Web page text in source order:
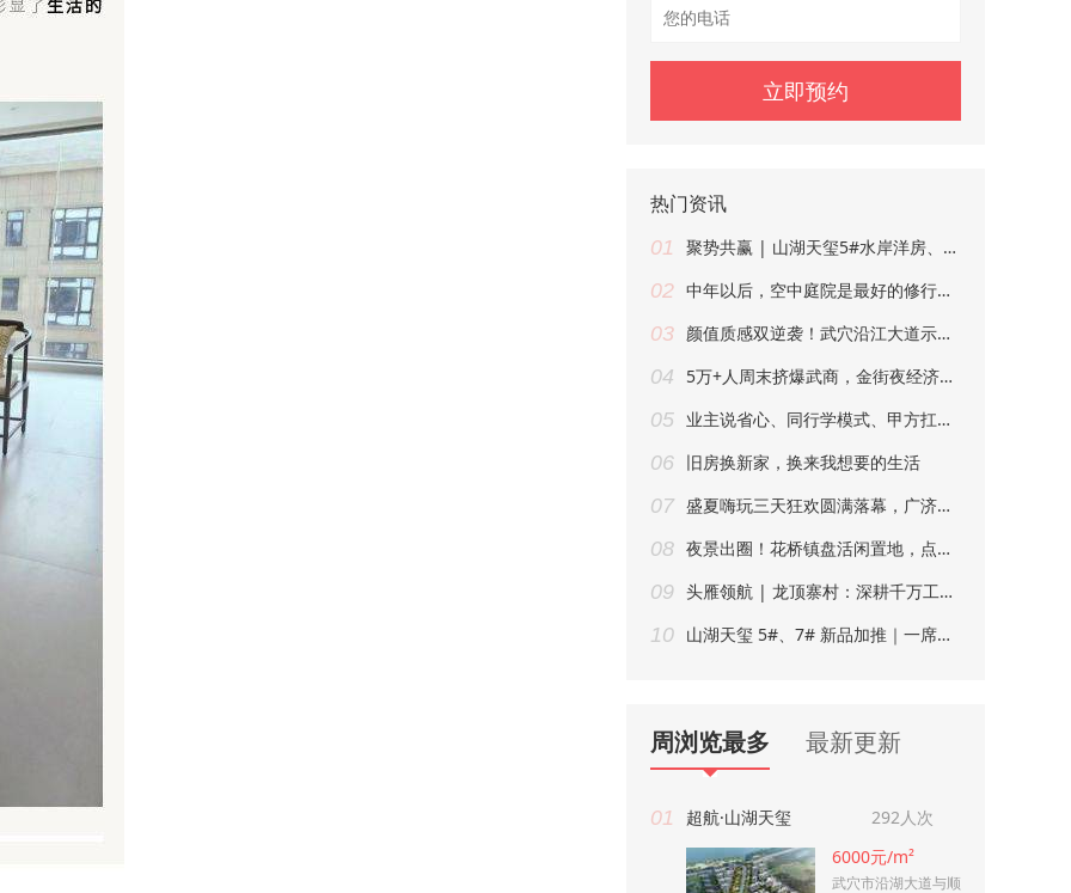
热门资讯
01 聚势共赢 | 山湖天玺5#水岸洋房、7#湖居小高层渠道推荐会圆满收官
02 中年以后，空中庭院是最好的修行道场
03 颜值质感双逆袭！武穴沿江大道示范段绘就民生幸福新画卷
04 5万+人周末挤爆武商，金街夜经济招商全面开启
05 业主说省心、同行学模式、甲方扛责任 ——武穴“以旧换新”三个月交出这份成绩单
06 旧房换新家，换来我想要的生活
07 盛夏嗨玩三天狂欢圆满落幕，广济府·云境优惠热潮持续升温！
08 夜景出圈！花桥镇盘活闲置地，点亮乡村夜生活
09 头雁领航 | 龙顶寨村：深耕千万工程，深山小村闯出特色振兴路
10 山湖天玺 5#、7# 新品加推｜一席滨水家境，敬献武穴
周浏览最多 最新更新
01 超航·山湖天玺
292人次
6000元/m²
武穴市沿湖大道与顺